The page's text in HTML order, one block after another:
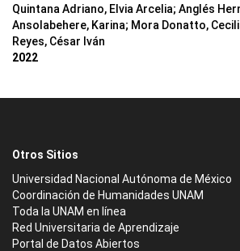
Quintana Adriano, Elvia Arcelia; Anglés
Ansolabehere, Karina; Mora Donatto,
Reyes, César Iván
2022
Otros Sitios
Universidad Nacional Autónoma de México
Coordinación de Humanidades UNAM
Toda la UNAM en línea
Red Universitaria de Aprendizaje
Portal de Datos Abiertos